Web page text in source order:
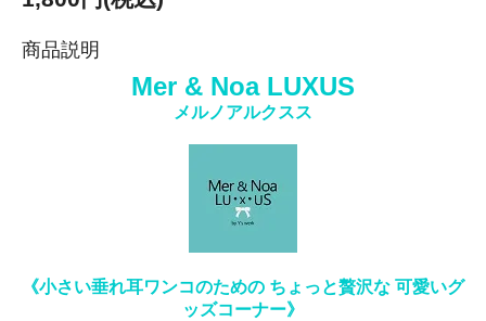
商品説明
Mer & Noa LUXUS
メルノアルクスス
《小さい垂れ耳ワンコのための ちょっと贅沢な 可愛いグ
ッズコーナー》